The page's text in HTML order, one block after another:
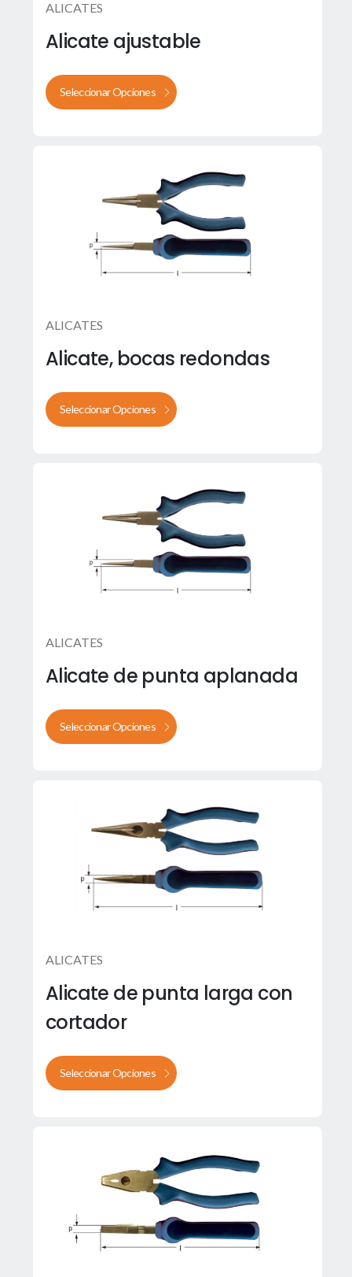
ALICATES
Alicate ajustable
Seleccionar Opciones
ALICATES
Alicate, bocas redondas
Seleccionar Opciones
ALICATES
Alicate de punta aplanada
Seleccionar Opciones
ALICATES
Alicate de punta larga con
cortador
Seleccionar Opciones